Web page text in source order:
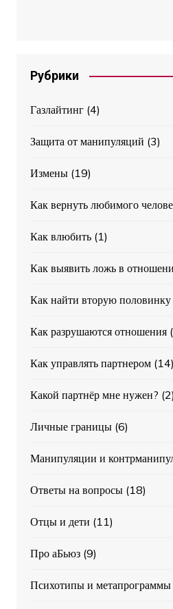
Рубрики
Газлайтинг(4)
Защита от манипуляций (3)
Измены(19)
Как вернуть любимого
Как влюбить(1)
Как выявить ложь в
Как найти вторую половинку
Как разрушаются отношения
Как управлять партнером(14)
Какой партнёр мне нужен? (2)
Личные границы(6)
Манипуляции и
Ответы на вопросы(18)
Отцы и дети (11)
Про аБьюз(9)
Психотипы и метапрограммы